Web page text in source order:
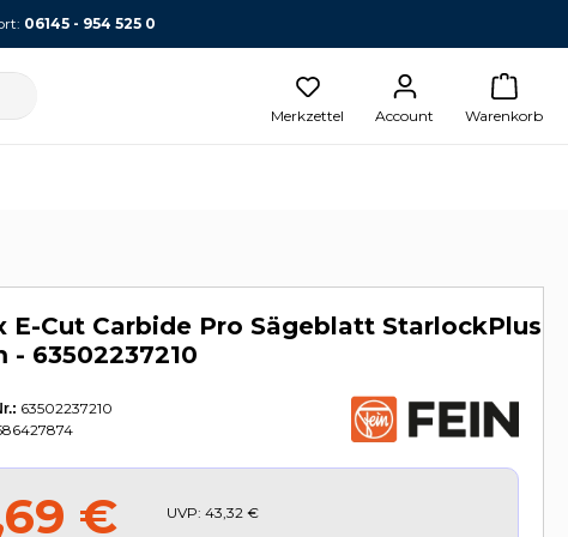
06145 - 954 525 0
Merkzettel Account Warenkorb
E-Cut Carbide Pro Sägeblatt StarlockPlus
- 63502237210
63502237210
€ UVP: 43,32 €